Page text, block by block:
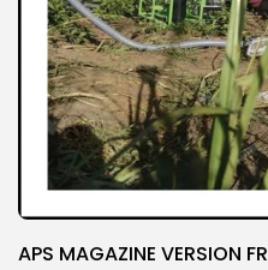
APS MAGAZINE VERSION FR